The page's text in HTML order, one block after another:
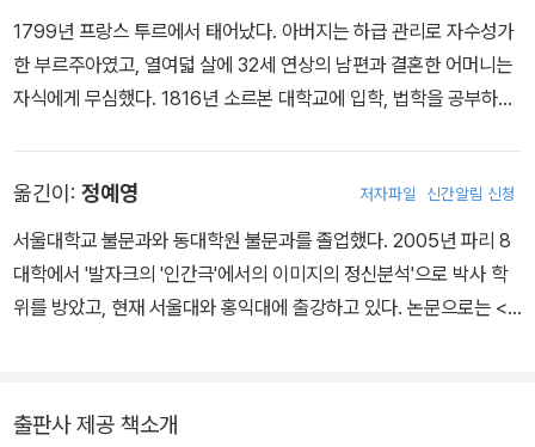
1799년 프랑스 투르에서 태어났다. 아버지는 하급 관리로 자수성가
한 부르주아였고, 열여덟 살에 32세 연상의 남편과 결혼한 어머니는
자식에게 무심했다. 1816년 소르본 대학교에 입학, 법학을 공부하고
에만 전념하기에는 파리에서의 생활비를 감당할 수 없어, 가명으로
삼류소설들을 다작하고 인쇄업과 출판업에 뛰어들지만, 사업 실패로
큰 빚을 지게 된다. 서른 살이던 1829년, 역사소설 『올빼미당원들 혹
은 1799년 브르타뉴』를 처음 본명으로 발표하고, 이후 1848년까지
구》의 세 계열로 분류되며, 약 2500명의 인물이 등장하는 대서사시
옮긴이: 정예영 저자파일 신간알림 신청
서울대학교 불문과와 동대학원 불문과를 졸업했다. 2005년 파리 8
대학에서 '발자크의 '인간극'에서의 이미지의 정신분석'으로 박사 학
위를 방았고, 현재 서울대와 홍익대에 출강하고 있다. 논문으로는 <
출판사 제공 책소개